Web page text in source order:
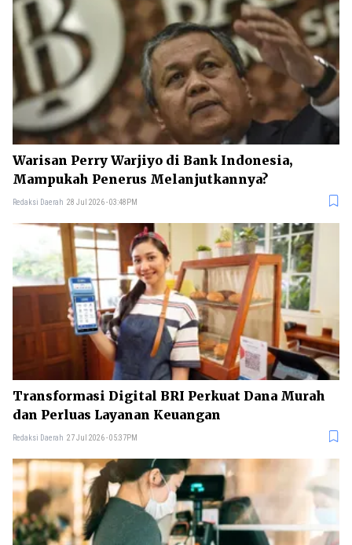
Warisan Perry Warjiyo di Bank Indonesia,
Mampukah Penerus Melanjutkannya?
Redaksi Daerah 28 Jul 2026 - 03:48PM
Transformasi Digital BRI Perkuat Dana Murah
dan Perluas Layanan Keuangan
Redaksi Daerah 27 Jul 2026 - 05:37PM